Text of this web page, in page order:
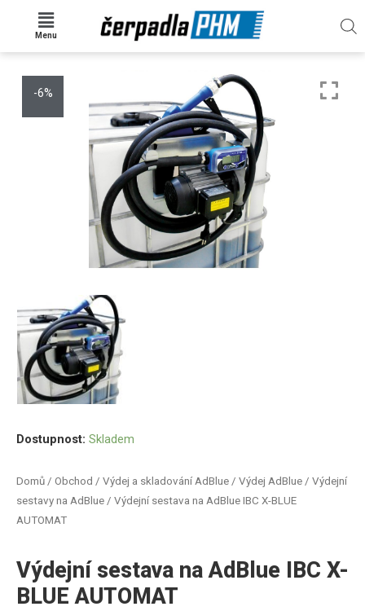
Menu
-6%
Domů / Obchod / Výdej a skladování AdBlue / Výdej AdBlue / Výdejní
sestavy na AdBlue / Výdejní sestava na AdBlue IBC X-BLUE
AUTOMAT
Výdejní sestava na AdBlue IBC X-
BLUE AUTOMAT
Dostupnost: Skladem